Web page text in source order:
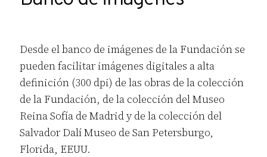
Desde el banco de imágenes de la Fundación se
pueden facilitar imágenes digitales a alta
definición (300 dpi) de las obras de la colección
de la Fundación, de la colección del Museo
Reina Sofía de Madrid y de la colección del
Salvador Dalí Museo de San Petersburgo,
Florida, EEUU.